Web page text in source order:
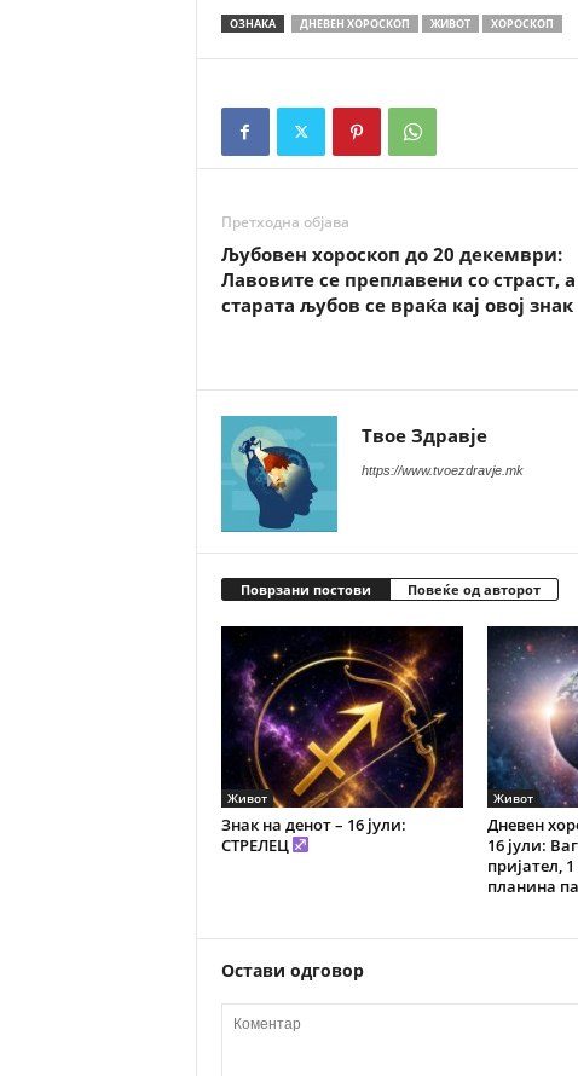
ОЗНАКА ДНЕВЕН ХОРОСКОП ЖИВОТ ХОРОСКОП
Претходна објава
Љубовен хороскоп до 20 декември:
Лавовите се преплавени со страст, а
старата љубов се враќа кај овој знак
Твое Здравје
https://www.tvoezdravje.mk
Поврзани постови Повеќе од авторот
Живот
Знак на денот – 16 јули:
СТРЕЛЕЦ
Живот
Дневен
16 јули:
пријател,
планина
Остави одговор